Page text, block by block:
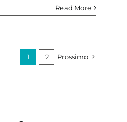
Read More
1 2 Prossimo